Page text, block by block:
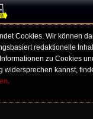
Cookies. Wir können
redaktionelle
zu Cookies
widersprechen kannst,